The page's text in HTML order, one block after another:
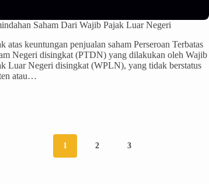
Saham Dari Wajib Pajak Luar Negeri
atas keuntungan penjualan saham Perseroan Terbatas
Negeri disingkat (PTDN) yang dilakukan oleh Wajib
Luar Negeri disingkat (WPLN), yang tidak berstatus
atau…
1 2 3